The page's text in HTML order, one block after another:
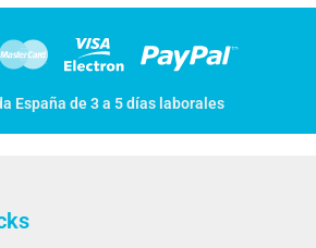
España de 3 a 5 días laborales